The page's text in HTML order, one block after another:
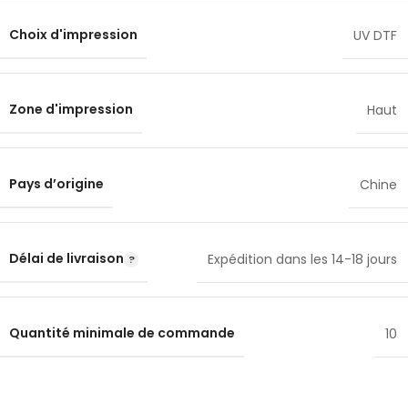
Choix d'impression UV DTF
Zone d'impression Haut
Pays d’origine Chine
Délai de livraison Expédition dans les 14-18 jours
Quantité minimale de commande 10